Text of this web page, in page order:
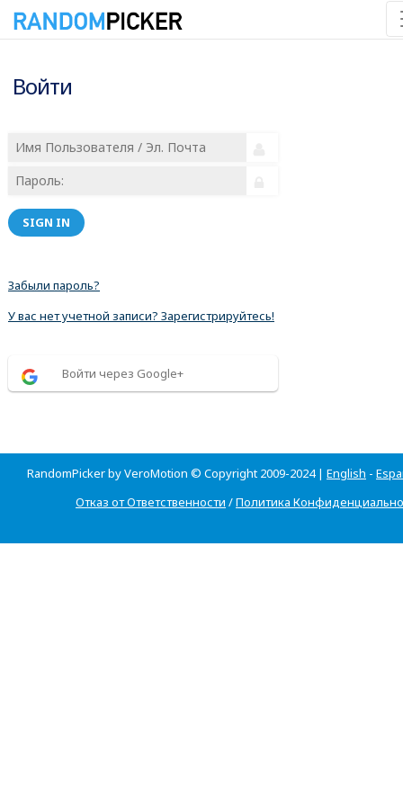
Войти
SIGN IN
Забыли пароль?
У вас нет учетной записи? Зарегистрируйтесь!
Войти через Google+
RandomPicker by VeroMotion © Copyright 2009-2024 | English -
Отказ от Ответственности /Политика